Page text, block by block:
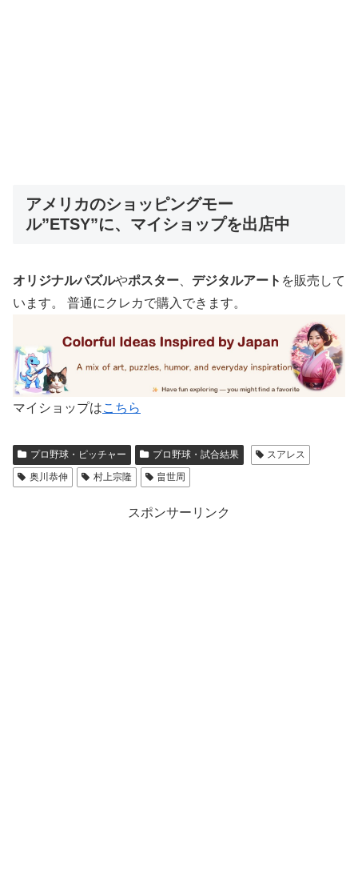
アメリカのショッピングモー
ル”ETSY”に、マイショップを出店中
オリジナルパズルやポスター デジタルアート を販売して
います。 普通にクレカで購入できます。
マイショップはこちら
プロ野球・ピッチャー プロ野球・試合結果
スアレス
奥川恭伸
村上宗隆 畠世周
スポンサーリンク